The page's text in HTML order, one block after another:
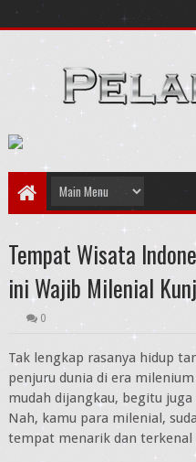
Tempat Wisata
ini Wajib Milenial
0
Tak lengkap rasanya hidup
penjuru dunia di era
mudah dijangkau, begitu
Nah, kamu para milenial,
tempat menarik dan terkenal